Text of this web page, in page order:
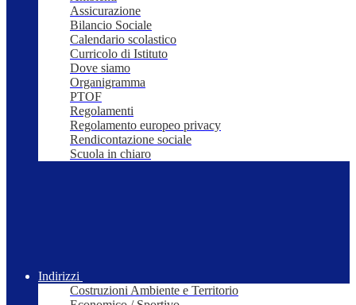
Assicurazione
Bilancio Sociale
Calendario scolastico
Curricolo di Istituto
Dove siamo
Organigramma
PTOF
Regolamenti
Regolamento europeo privacy
Rendicontazione sociale
Scuola in chiaro
Indirizzi
Costruzioni Ambiente e Territorio